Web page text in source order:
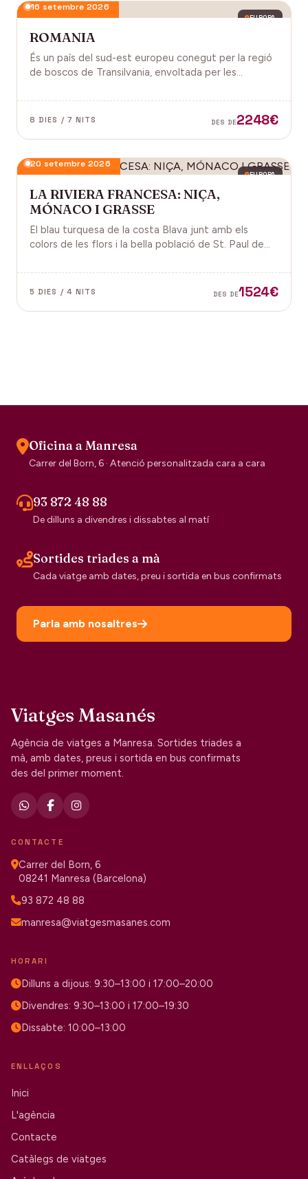
EUROPA
16 setembre 2026
ROMANIA
És un país del sud-est europeu conegut per la regió
de boscos de Transilvania, envoltada per les
segle XIV i el Castell de Peles.
8 DIES / 7 NITS DES DE2248€
EUROPA
20 setembre 2026
LA RIVIERA FRANCESA: NIÇA,
MÓNACO I GRASSE
El blau turquesa de la costa Blava junt amb els
colors de les flors i la bella població de St. Paul de
digne de visitar. Perfums a Grasse.
5 DIES / 4 NITS DES DE1524€
Oficina a Manresa
Carrer del Born, 6 · Atenció personalitzada cara a cara
93 872 48 88
De dilluns a divendres i dissabtes al matí
Sortides triades a mà
Cada viatge amb dates, preu i sortida en bus confirmats
Parla amb nosaltres
Viatges Masanés
Agència de viatges a Manresa. Sortides triades a
mà, amb dates, preus i sortida en bus confirmats
des del primer moment.
CONTACTE
Carrer del Born, 6
08241 Manresa (Barcelona)
93 872 48 88
manresa@viatgesmasanes.com
HORARI
Dilluns a dijous: 9:30–13:00 i 17:00–20:00
Divendres: 9:30–13:00 i 17:00–19:30
Dissabte: 10:00–13:00
ENLLAÇOS
Inici
L'agència
Contacte
Catàlegs de viatges